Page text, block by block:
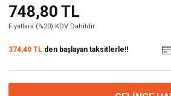
748,80 TL
Fiyatlara (%20) KDV Dahildir
374,40 TL den başlayan taksitlerle!!